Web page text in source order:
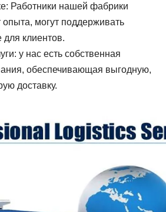
Работники нашей фабрики
могут поддерживать
для клиентов.
у нас есть собственная
обеспечивающая выгодную,
доставку.